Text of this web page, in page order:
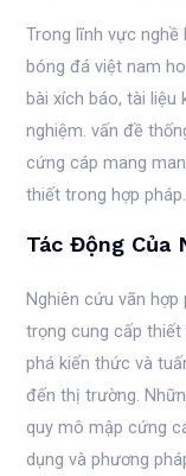
Trong lĩnh vực nghề
bóng đá việt nam
bài xích báo, tài liệu
nghiệm. vấn đề
cứng cáp mang
thiết trong hợp pháp.
Tác Động Của
Nghiên cứu vãn
trọng cung cấp
phá kiến thức và
đến thị trường.
quy mô mập cứng
dụng và phương